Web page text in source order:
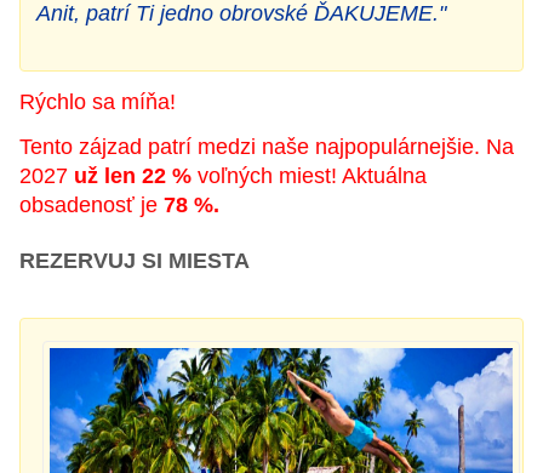
Anit, patrí Ti jedno obrovské ĎAKUJEME."
Rýchlo sa míňa!
Tento zájzad patrí medzi naše najpopulárnejšie. Na
2027 už len 22 %voľných miest! Aktuálna
obsadenosť je78 %.
REZERVUJ SI MIESTA